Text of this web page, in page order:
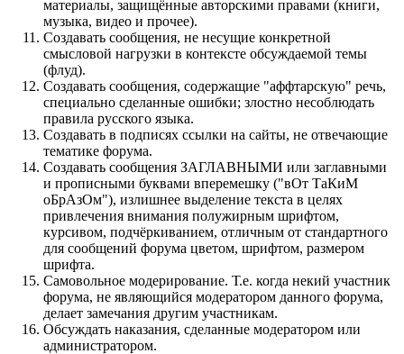
материалы, защищённые авторскими правами (книги,
музыка, видео и прочее).
Создавать сообщения, не несущие конкретной
смысловой нагрузки в контексте обсуждаемой темы
(флуд).
Создавать сообщения, содержащие "аффтарскую" речь,
специально сделанные ошибки; злостно несоблюдать
правила русского языка.
Создавать в подписях ссылки на сайты, не отвечающие
тематике форума.
Cоздавать сообщения ЗАГЛАВНЫМИ или заглавными
и прописными буквами вперемешку ("вОт ТаКиМ
оБрАзОм"), излишнее выделение текста в целях
привлечения внимания полужирным шрифтом,
курсивом, подчёркиванием, отличным от стандартного
для сообщений форума цветом, шрифтом, размером
шрифта.
Самовольное модерирование. Т.е. когда некий участник
форума, не являющийся модератором данного форума,
делает замечания другим участникам.
Обсуждать наказания, сделанные модератором или
администратором.